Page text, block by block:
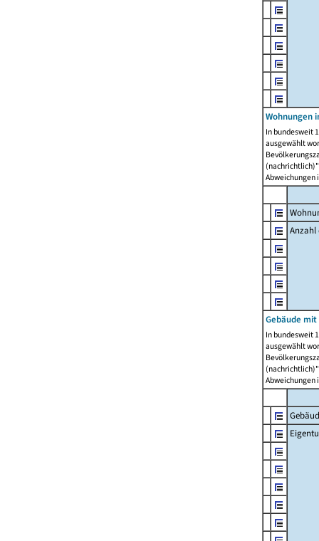
Wohnungen
In bundesweit
ausgewählt
Abweichungen
Anzahl
Gebäude
In bundesweit
ausgewählt
Abweichungen